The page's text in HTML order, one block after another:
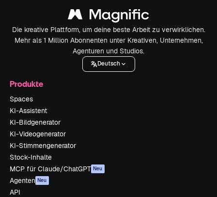
Die kreative Plattform, um deine beste Arbeit zu verwirklichen.
Mehr als 1 Million Abonnenten unter Kreativen, Unternehmen,
Agenturen und Studios.
Deutsch
Produkte
Spaces
KI-Assistent
KI-Bildgenerator
KI-Videogenerator
KI-Stimmengenerator
Stock-Inhalte
MCP für Claude/ChatGPT Neu
Agenten Neu
API